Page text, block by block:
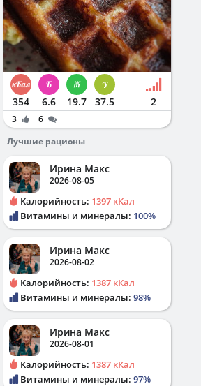
354 6.6 19.7 37.5 2
3
6
Лучшие рационы
Ирина Макс
2026-08-05
Калорийность: 1397 кКал
Витамины и минералы: 100%
Ирина Макс
2026-08-02
Калорийность: 1387 кКал
Витамины и минералы: 98%
Ирина Макс
2026-08-01
Калорийность: 1387 кКал
Витамины и минералы: 97%